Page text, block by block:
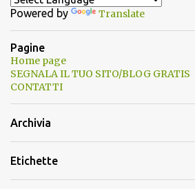
Powered by Translate
Pagine
Home page
SEGNALA IL TUO SITO/BLOG GRATIS
CONTATTI
Archivia
Etichette